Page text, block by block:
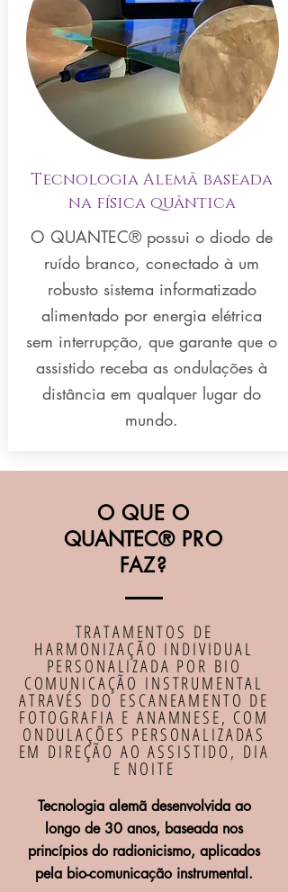
Tecnologia Alemã baseada
na física quântica
O QUANTEC®possui o diodo de
ruído branco, conectado à um
robusto sistema informatizado
alimentado por energia elétrica
sem interrupção, que garante que o
assistido receba as ondulações à
distância em qualquer lugar do
mundo.
O QUE O
QUANTEC®PRO
FAZ?
TRATAMENTOS DE
HARMONIZAÇÃO INDIVIDUAL
PERSONALIZADA POR BIO
COMUNICAÇÃO INSTRUMENTAL
ATRAVÉS DO ESCANEAMENTO DE
FOTOGRAFIA E ANAMNESE, COM
ONDULAÇÕES PERSONALIZADAS
EM DIREÇÃO AO ASSISTIDO, DIA
E NOITE
Tecnologia alemã desenvolvida ao
longo de 30 anos, baseada nos
princípios do radionicismo, aplicados
pela bio-comunicação instrumental.